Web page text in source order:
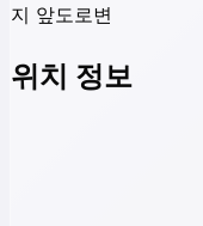
지 앞도로변
위치 정보